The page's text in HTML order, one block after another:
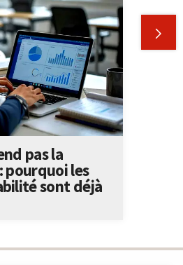

pas la
pourquoi les
sont déjà